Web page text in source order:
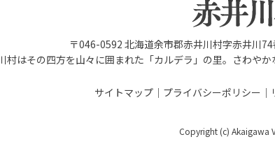
〒046-0592 北海道余市郡赤井川村字赤井
村はその四方を山々に囲まれた「カルデラ」の里。さわや
サイトマップ プライバシーポリシー
Copyright (c) Akaigawa